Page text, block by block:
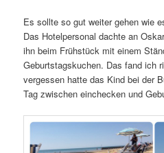
Es sollte so gut weiter gehen wie
Das Hotelpersonal dachte an
ihn beim Frühstück mit einem
Geburtstagskuchen. Das fand ich
vergessen hatte das Kind bei der
Tag zwischen einchecken und